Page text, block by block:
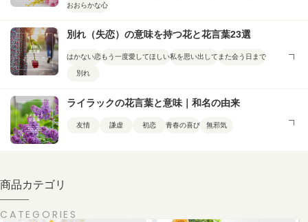
おおらかな心
別れ（失恋）の意味を持つ花と花言葉23選
はかない恋もう一度愛してほしい私を思い出して また会う日まで
別れ
ライラックの花言葉と意味｜和名の由来
友情 謙虚 初恋 青春の喜び 無邪気
商品カテゴリ
CATEGORIES